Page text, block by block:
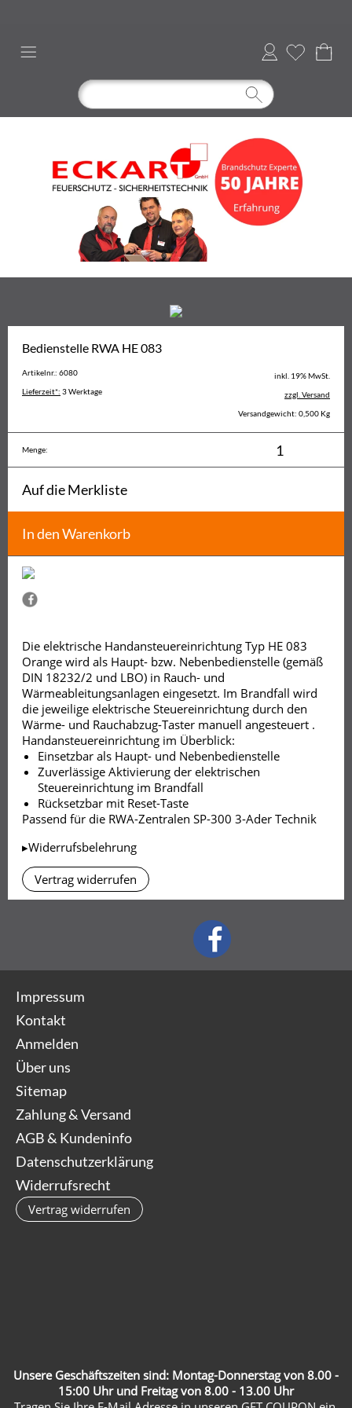
Anmelden
Bedienstelle RWA HE 083
Artikelnr.: 6080
Lieferzeit*: 3 Werktage
inkl. 19% MwSt.
zzgl. Versand
Versandgewicht: 0,500 Kg
Menge:
Auf die Merkliste
In den Warenkorb
Die elektrische Handansteuereinrichtung Typ HE 083
Orange wird als Haupt- bzw. Nebenbedienstelle (gemäß
DIN 18232/2 und LBO) in Rauch- und
Wärmeableitungsanlagen eingesetzt. Im Brandfall wird
die jeweilige elektrische Steuereinrichtung durch den
Wärme- und Rauchabzug-Taster manuell angesteuert .
Handansteuereinrichtung im Überblick:
Einsetzbar als Haupt- und Nebenbedienstelle
Zuverlässige Aktivierung der elektrischen
Steuereinrichtung im Brandfall
Rücksetzbar mit Reset-Taste
Passend für die RWA-Zentralen SP-300 3-Ader Technik
▸Widerrufsbelehrung
Vertrag widerrufen
Impressum
Kontakt
Anmelden
Über uns
Sitemap
Zahlung & Versand
AGB & Kundeninfo
Datenschutzerklärung
Widerrufsrecht
Vertrag widerrufen
Unsere Geschäftszeiten sind: Montag-Donnerstag von 8.00 -
15:00 Uhr und Freitag von 8.00 - 13.00 Uhr